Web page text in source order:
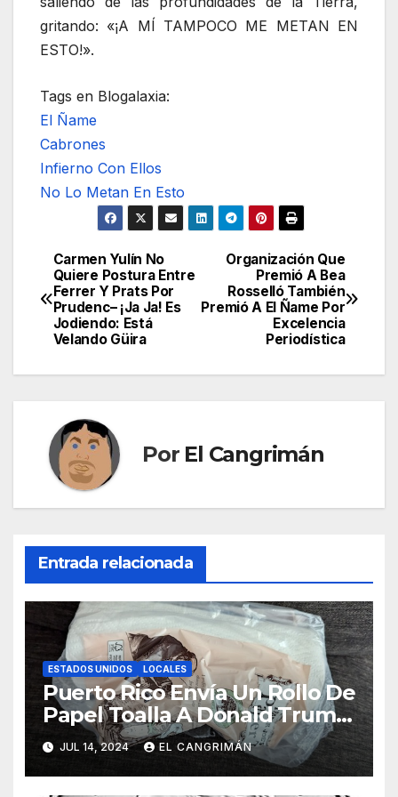
gritando: «¡A MÍ TAMPOCO ME METAN EN
ESTO!».
Tags en Blogalaxia:
El Ñame
Cabrones
Infierno Con Ellos
No Lo Metan En Esto
Navegación
de
entradas
Organización Que
Premió A Bea
Rosselló También
Premió A El Ñame Por
Excelencia
Periodística
Carmen Yulín No
Quiere Postura Entre
Ferrer Y Prats Por
Prudenc– ¡Ja Ja! Es
Jodiendo: Está
Velando Güira
Por El Cangrimán
Entrada relacionada
ESTADOS UNIDOS LOCALES
Puerto Rico Envía Un Rollo De
Papel Toalla A Donald Trump
Pa’ Que Use Las Hojas De
Curita
JUL 14, 2024 EL CANGRIMÁN